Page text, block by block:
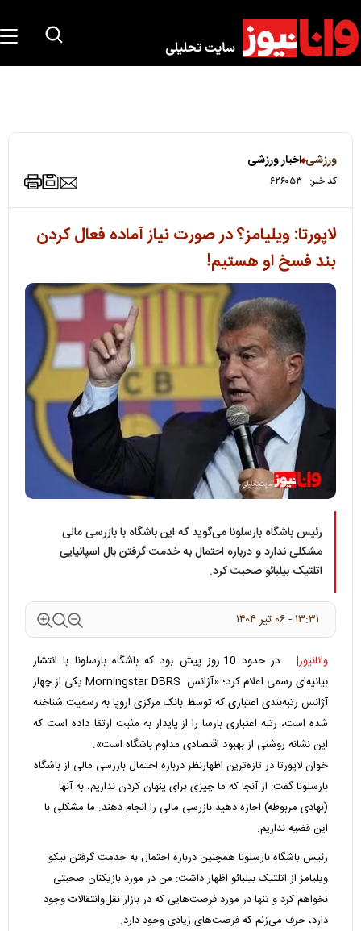
ورزشی اخبار ورزشی
کد خبر: ۶۲۶۰۵۳
لاپورتا: ویلیامز؟ در صورت نیاز آماده فعال کردن
بند فسخ او هستیم!
رئیس باشگاه بارسلونا می‌گوید که این باشگاه با بازرسی مالی
مشکلی ندارد و درباره احتمال به خدمت گرفتن بال اسپانیایی
اتلتیک بیلبائو صحبت کرد.
۱۳:۳۱ - ۰۶ تير ۱۴۰۴
وانانیوز|
در حدود 10 روز پیش بود که باشگاه بارسلونا با انتشار
بیانیه‌ای رسمی اعلام کرد؛ «آژانس Morningstar DBRS یکی از چهار
آژانس رتبه‌بندی اعتباری که توسط بانک مرکزی اروپا به رسمیت شناخته
شده است، رتبه اعتباری بارسا را ​​از پایدار به مثبت ارتقا داده است که
این نشانه روشنی از بهبود اقتصادی مداوم باشگاه است».
خوان لاپورتا در تازه‌ترین اظهارنظر درباره احتمال بازرسی مالی از باشگاه
بارسلونا گفت: از آنجا که ما چیزی برای پنهان کردن نداریم، به آنها
(نهادی مربوطه) اجازه دهید بازرسی مالی را انجام دهند. ما مشکلی با
این قضیه نداریم.
رئیس باشگاه بارسلونا همچنین درباره احتمال به خدمت گرفتن نیکو
ویلیامز از اتلتیک بیلبائو اظهار داشت: من در مورد بازیکنان صحبتی
نخواهم کرد و تنها در مورد فرصت‌هایی که در بازار نقل‌وانتقالات وجود
دارد، حرف می‌زنم که فرصت‌های زیادی وجود دارد.